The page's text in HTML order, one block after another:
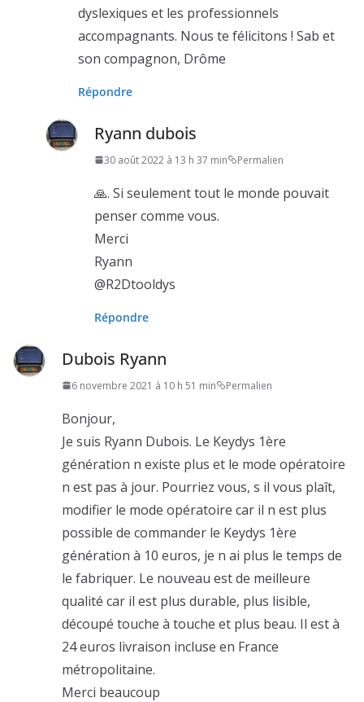
dyslexiques et les professionnels
accompagnants. Nous te félicitons ! Sab et
son compagnon, Drôme
Répondre
Ryann dubois
30 août 2022 à 13 h 37 min Permalien
🙏. Si seulement tout le monde pouvait
penser comme vous.
Merci
Ryann
@R2Dtooldys
Répondre
Dubois Ryann
6 novembre 2021 à 10 h 51 min Permalien
Bonjour,
Je suis Ryann Dubois. Le Keydys 1ère
génération n existe plus et le mode opératoire
n est pas à jour. Pourriez vous, s il vous plaît,
modifier le mode opératoire car il n est plus
possible de commander le Keydys 1ère
génération à 10 euros, je n ai plus le temps de
le fabriquer. Le nouveau est de meilleure
qualité car il est plus durable, plus lisible,
découpé touche à touche et plus beau. Il est à
24 euros livraison incluse en France
métropolitaine.
Merci beaucoup